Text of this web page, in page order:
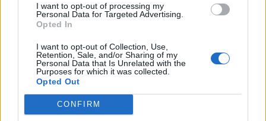
I want to opt-out of processing my
Personal Data for Targeted Advertising.
Opted In
I want to opt-out of Collection, Use,
Retention, Sale, and/or Sharing of my
Personal Data that Is Unrelated with the
Purposes for which it was collected.
Opted Out
CONFIRM